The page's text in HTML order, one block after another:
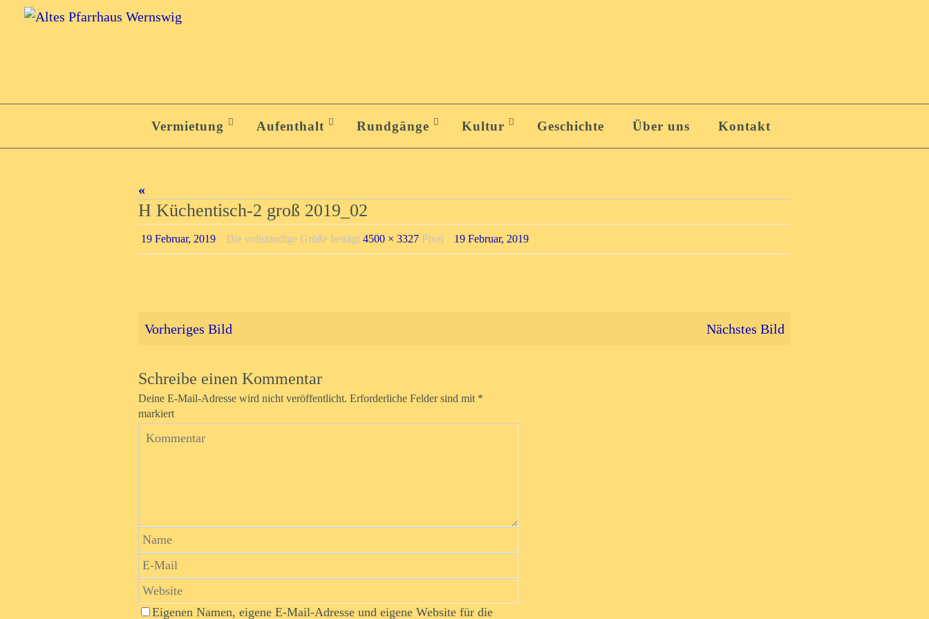
Zum
Vermietung Aufenthalt Rundgänge Kultur Geschichte Über uns Kontakt
«
H Küchentisch-2 groß 2019_02
19 Februar, 2019 Die vollständige Größe beträgt 4500 × 3327 Pixel 19 Februar, 2019
Vorheriges Bild Nächstes Bild
Schreibe einen Kommentar
Deine E-Mail-Adresse wird nicht veröffentlicht. Erforderliche Felder sind mit *
markiert
Eigenen Namen, eigene E-Mail-Adresse und eigene Website für die